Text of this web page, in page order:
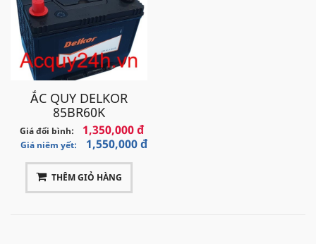
ẮC QUY DELKOR
85BR60K
Giá đổi bình: 1,350,000 đ
Giá niêm yết: 1,550,000 đ
THÊM GIỎ HÀNG